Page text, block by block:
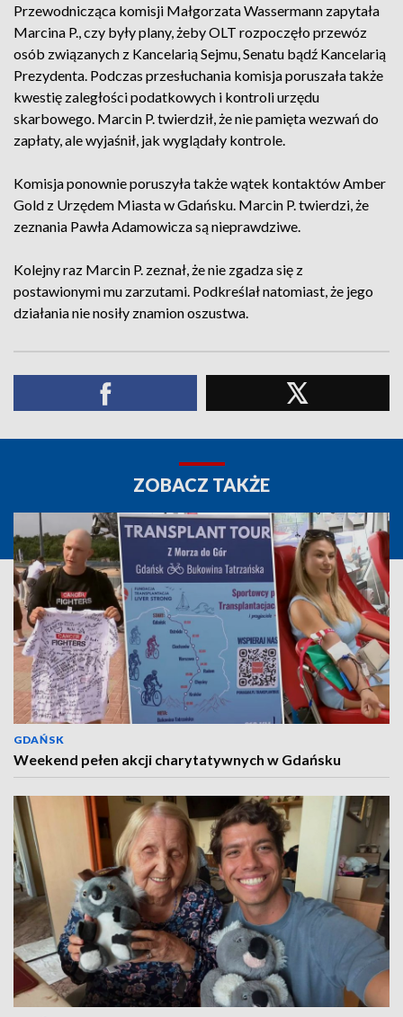
Przewodnicząca komisji Małgorzata Wassermann zapytała
Marcina P., czy były plany, żeby OLT rozpoczęło przewóz
osób związanych z Kancelarią Sejmu, Senatu bądź Kancelarią
Prezydenta. Podczas przesłuchania komisja poruszała także
kwestię zaległości podatkowych i kontroli urzędu
skarbowego. Marcin P. twierdził, że nie pamięta wezwań do
zapłaty, ale wyjaśnił, jak wyglądały kontrole.
Komisja ponownie poruszyła także wątek kontaktów Amber
Gold z Urzędem Miasta w Gdańsku. Marcin P. twierdzi, że
zeznania Pawła Adamowicza są nieprawdziwe.
Kolejny raz Marcin P. zeznał, że nie zgadza się z
postawionymi mu zarzutami. Podkreślał natomiast, że jego
działania nie nosiły znamion oszustwa.
ZOBACZ TAKŻE
GDAŃSK
Weekend pełen akcji charytatywnych w Gdańsku